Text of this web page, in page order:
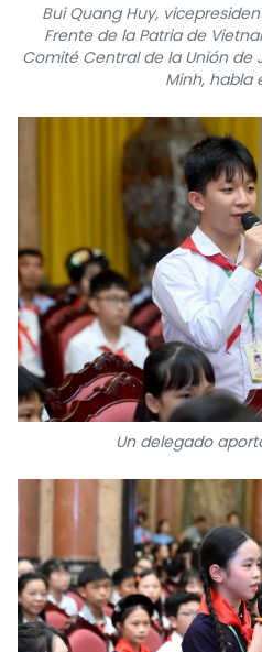
Bui Quang Huy,
Frente de la Patria de
Comité Central de la Unión de
Minh, habla
Un delegado